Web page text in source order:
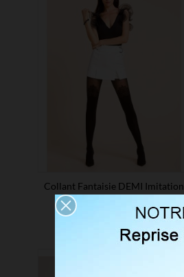
Collant Fantaisie DEMI Imitation
Bas